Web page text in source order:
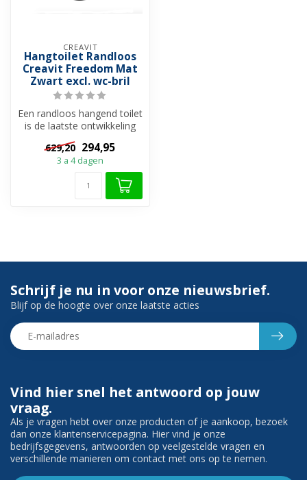
CREAVIT
Hangtoilet Randloos
Creavit Freedom Mat
Zwart excl. wc-bril
Een randloos hangend toilet
is de laatste ontwikkeling
op het gebeid van de toil...
629,20 294,95
3 a 4 dagen
Vind hier snel het antwoord op jouw
vraag.
Als je vragen hebt over onze producten of je aankoop, bezoek
dan onze klantenservicepagina. Hier vind je onze
bedrijfsgegevens, antwoorden op veelgestelde vragen en
verschillende manieren om contact met ons op te nemen.
Schrijf je nu in voor onze nieuwsbrief.
Blijf op de hoogte over onze laatste acties